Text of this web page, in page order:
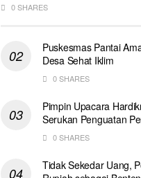
0 SHARES
Puskesmas Pantai
Desa Sehat Iklim
0 SHARES
Pimpin Upacara
Serukan Penguatan
0 SHARES
Tidak Sekedar Uang,